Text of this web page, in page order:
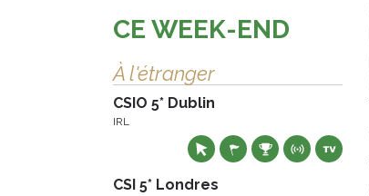
CE WEEK-END
À l'étranger
CSIO 5* Dublin
IRL
CSI 5* Londres